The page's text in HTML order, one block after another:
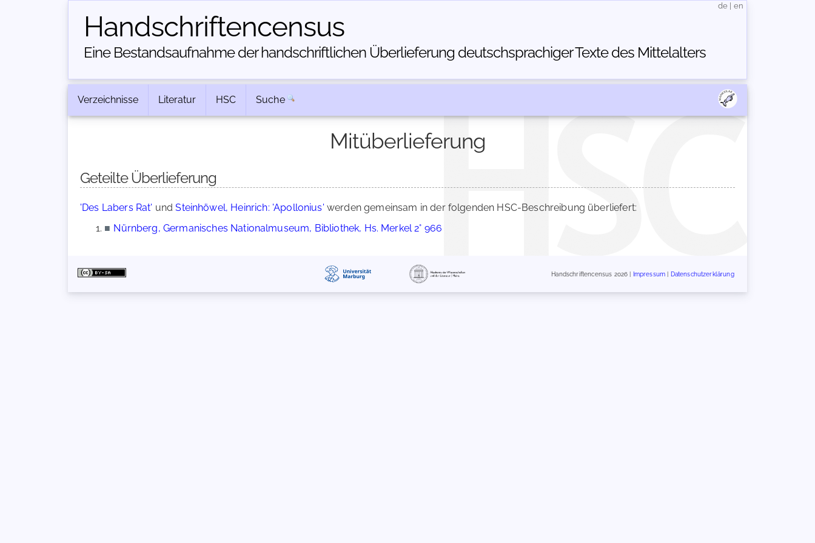
Handschriften­census
Eine Bestandsaufnahme der handschriftlichen Über­lieferung deutschsprachiger Texte des Mittelalters
de en
Verzeichnisse Literatur HSC Suche
Mitüberlieferung
Geteilte Überlieferung
'Des Labers Rat' undSteinhöwel, Heinrich: 'Apollonius' werden gemeinsam in der folgenden HSC-Beschreibung überliefert:
■ Nürnberg, Germanisches Nationalmuseum, Bibliothek, Hs. Merkel 2° 966
Handschriftencensus 2026 | Impressum Datenschutzerklärung